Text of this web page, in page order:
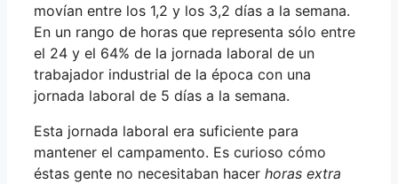
movían entre los 1,2 y los 3,2 días a la semana.
En un rango de horas que representa sólo entre
el 24 y el 64% de la jornada laboral de un
trabajador industrial de la época con una
jornada laboral de 5 días a la semana.
Esta jornada laboral era suficiente para
mantener el campamento. Es curioso cómo
éstas gente no necesitaban hacer horas extra